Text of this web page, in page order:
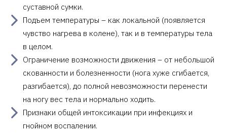
суставной сумки.
Подъем температуры – как локальной (появляется
чувство нагрева в колене), так и в температуры тела
в целом.
Ограничение возможности движения – от небольшой
скованности и болезненности (нога хуже сгибается,
разгибается), до полной невозможности перенести
на ногу вес тела и нормально ходить.
Признаки общей интоксикации при инфекциях и
гнойном воспалении.